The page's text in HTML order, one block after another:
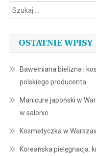
OSTATNIE WPISY
Bawełniana bielizna i
polskiego producenta
Manicure japoński w
w salonie
Kosmetyczka w
Koreańska pielęgnacja: